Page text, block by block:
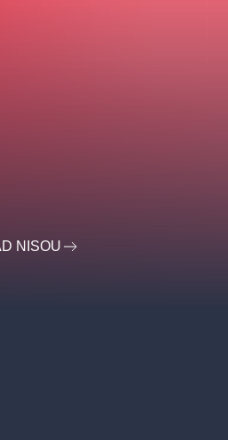
NISOU